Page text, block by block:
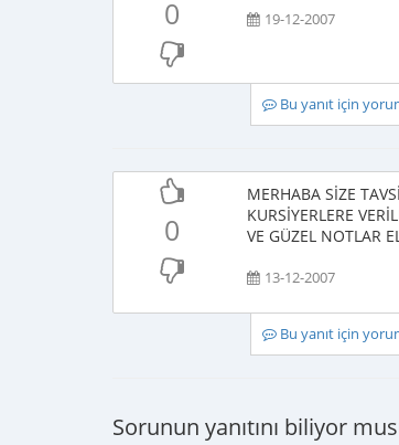
0 19-12-2007
Bu yanıt için
0
MERHABA SİZE
KURSİYERLERE
VE GÜZEL NOTLAR
13-12-2007
Bu yanıt için
Sorunun yanıtını biliyor